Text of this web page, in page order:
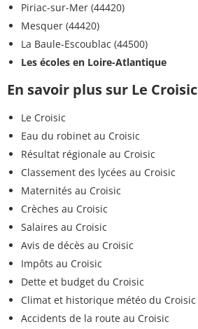
Piriac-sur-Mer (44420)
Mesquer (44420)
La Baule-Escoublac (44500)
Les écoles en Loire-Atlantique
En savoir plus sur Le Croisic
Le Croisic
Eau du robinet au Croisic
Résultat régionale au Croisic
Classement des lycées au Croisic
Maternités au Croisic
Crèches au Croisic
Salaires au Croisic
Avis de décès au Croisic
Impôts au Croisic
Dette et budget du Croisic
Climat et historique météo du Croisic
Accidents de la route au Croisic